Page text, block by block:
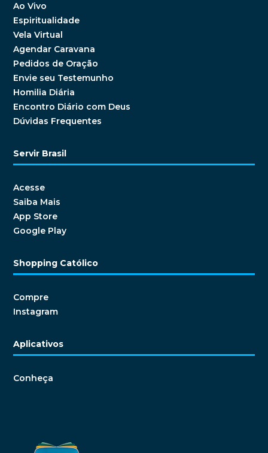
Ao Vivo
Espiritualidade
Vela Virtual
Agendar Caravana
Pedidos de Oração
Envie seu Testemunho
Homilia Diária
Encontro Diário com Deus
Dúvidas Frequentes
Servir Brasil
Acesse
Saiba Mais
App Store
Google Play
Shopping Católico
Compre
Instagram
Aplicativos
Conheça